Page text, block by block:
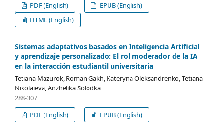
PDF (English)
EPUB (English)
HTML (English)
Sistemas adaptativos basados en Inteligencia Artificial
y aprendizaje personalizado: El rol moderador de la IA
en la interacción estudiantil universitaria
Tetiana Mazurok, Roman Gakh, Kateryna Oleksandrenko, Tetiana
Nikolaieva, Anzhelika Solodka
288-307
PDF (English)
EPUB (English)